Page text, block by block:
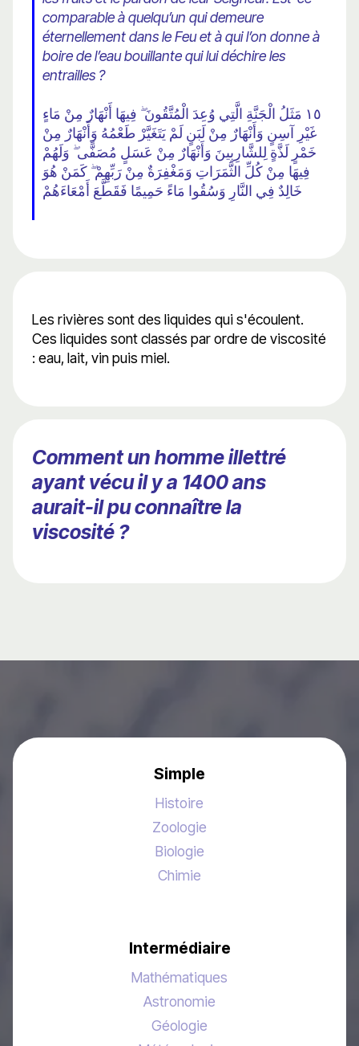
comparable à quelqu’un qui demeure
éternellement dans le Feu et à qui l’on donne à
boire de l’eau bouillante qui lui déchire les
entrailles ?
١٥ مَثَلُ الْجَنَّةِ الَّتِي وُعِدَ الْمُتَّقُونَ ۖ فِيهَا أَنْهَارٌ مِنْ مَاءٍ
غَيْرِ آسِنٍ وَأَنْهَارٌ مِنْ لَبَنٍ لَمْ يَتَغَيَّرْ طَعْمُهُ وَأَنْهَارٌ مِنْ
خَمْرٍ لَذَّةٍ لِلشَّارِبِينَ وَأَنْهَارٌ مِنْ عَسَلٍ مُصَفًّى ۖ وَلَهُمْ
فِيهَا مِنْ كُلِّ الثَّمَرَاتِ وَمَغْفِرَةٌ مِنْ رَبِّهِمْ ۖ كَمَنْ هُوَ
خَالِدٌ فِي النَّارِ وَسُقُوا مَاءً حَمِيمًا فَقَطَّعَ أَمْعَاءَهُمْ
Les rivières sont des liquides qui s'écoulent.
Ces liquides sont classés par ordre de viscosité
: eau, lait, vin puis miel.
Comment un homme illettré
ayant vécu il y a 1400 ans
aurait-il pu connaître la
viscosité ?
Simple
Histoire
Zoologie
Biologie
Chimie
Intermédiaire
Mathématiques
Astronomie
Géologie